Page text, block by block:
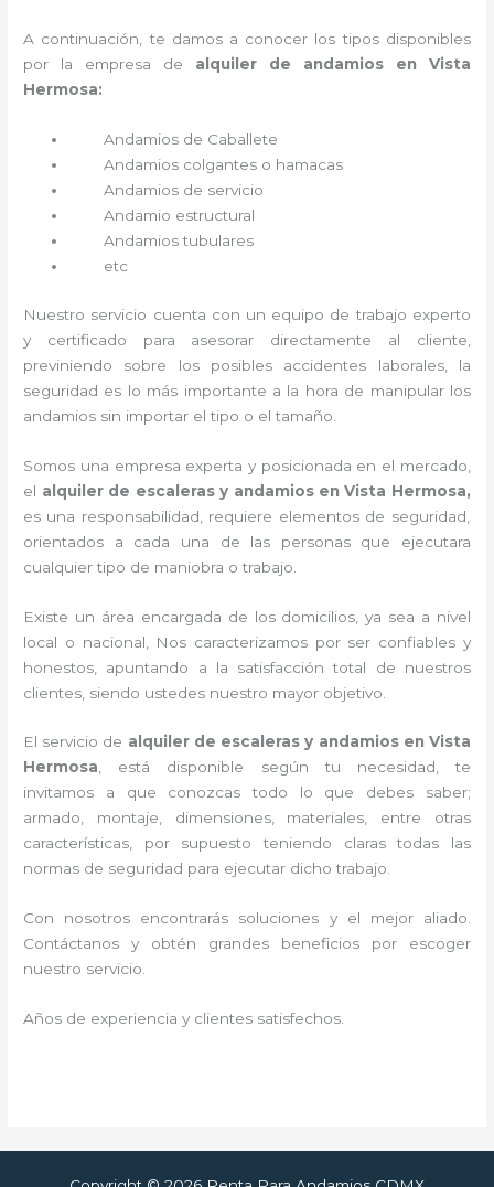
A continuación, te damos a conocer los tipos disponibles
por la empresa de alquiler de andamios en Vista
Hermosa:
Andamios de Caballete
Andamios colgantes o hamacas
Andamios de servicio
Andamio estructural
Andamios tubulares
etc
Nuestro servicio cuenta con un equipo de trabajo experto
y certificado para asesorar directamente al cliente,
previniendo sobre los posibles accidentes laborales, la
seguridad es lo más importante a la hora de manipular los
andamios sin importar el tipo o el tamaño.
Somos una empresa experta y posicionada en el mercado,
el alquiler de escaleras y andamios en Vista Hermosa,
es una responsabilidad, requiere elementos de seguridad,
orientados a cada una de las personas que ejecutara
cualquier tipo de maniobra o trabajo.
Existe un área encargada de los domicilios, ya sea a nivel
local o nacional, Nos caracterizamos por ser confiables y
honestos, apuntando a la satisfacción total de nuestros
clientes, siendo ustedes nuestro mayor objetivo.
El servicio de alquiler de escaleras y andamios en Vista
Hermosa, está disponible según tu necesidad, te
invitamos a que conozcas todo lo que debes saber;
armado, montaje, dimensiones, materiales, entre otras
características, por supuesto teniendo claras todas las
normas de seguridad para ejecutar dicho trabajo.
Con nosotros encontrarás soluciones y el mejor aliado.
Contáctanos y obtén grandes beneficios por escoger
nuestro servicio.
Años de experiencia y clientes satisfechos.